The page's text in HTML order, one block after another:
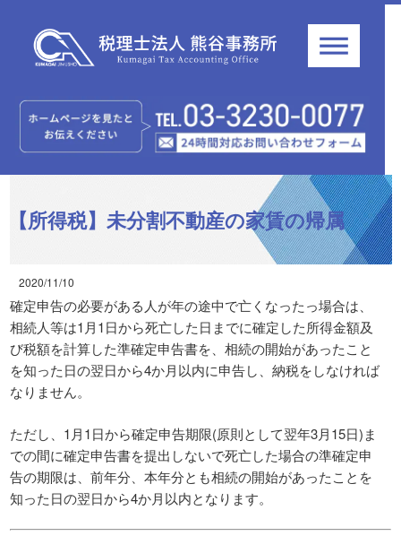
【所得税】未分割不動産の家賃の帰属
2020/11/10
確定申告の必要がある人が年の途中で亡くなったっ場合は、
相続人等は1月1日から死亡した日までに確定した所得金額及
び税額を計算した準確定申告書を、相続の開始があったこと
を知った日の翌日から4か月以内に申告し、納税をしなければ
なりません。
ただし、1月1日から確定申告期限(原則として翌年3月15日)ま
での間に確定申告書を提出しないで死亡した場合の準確定申
告の期限は、前年分、本年分とも相続の開始があったことを
知った日の翌日から4か月以内となります。